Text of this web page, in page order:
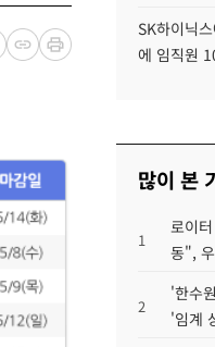
SK하이닉
에 임직원
많이 본
1
로이
동",
2
'한수
'임계